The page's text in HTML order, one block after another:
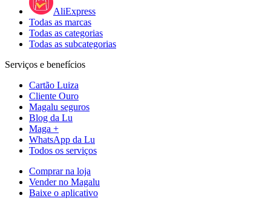
AliExpress
Todas as marcas
Todas as categorias
Todas as subcategorias
Serviços e benefícios
Cartão Luiza
Cliente Ouro
Magalu seguros
Blog da Lu
Maga +
WhatsApp da Lu
Todos os serviços
Comprar na loja
Vender no Magalu
Baixe o aplicativo